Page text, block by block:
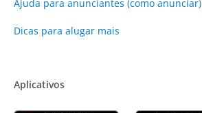
Ajuda para anunciantes (como anunciar)
Dicas para alugar mais
Aplicativos